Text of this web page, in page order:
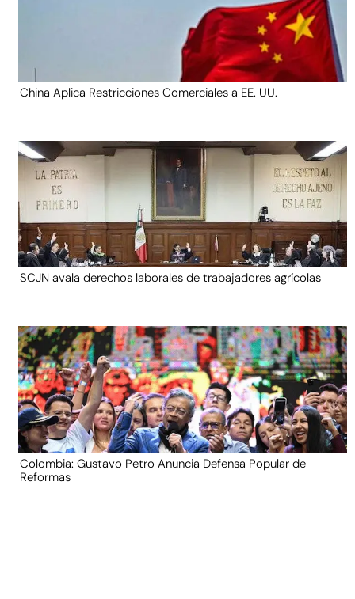
China Aplica Restricciones Comerciales a EE. UU.
SCJN avala derechos laborales de trabajadores agrícolas
Colombia: Gustavo Petro Anuncia Defensa Popular de
Reformas